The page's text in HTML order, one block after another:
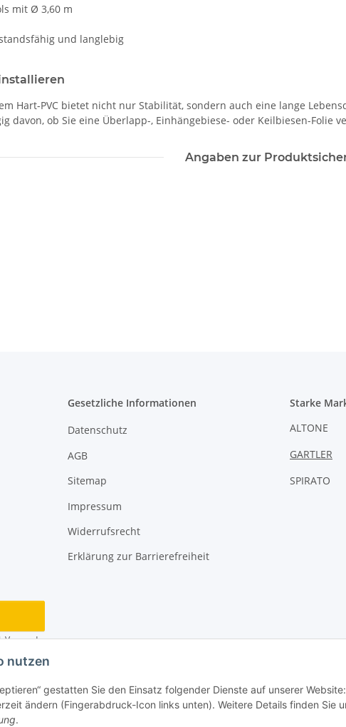
nutzen
gestatten Sie den Einsatz folgender Dienste auf unserer
ändern (Fingerabdruck-Icon links unten). Weitere Details finden Sie
.
mit Ø 3,60 m
und langlebig
Hart-PVC bietet nicht nur Stabilität, sondern auch eine lange
davon, ob Sie eine Überlapp-, Einhängebiese- oder Keilbiesen-Folie
Angaben zur
Gesetzliche Informationen
Datenschutz
AGB
Sitemap
Impressum
Widerrufsrecht
Erklärung zur Barrierefreiheit
Starke
ALTONE
GARTLER
SPIRATO
Versand